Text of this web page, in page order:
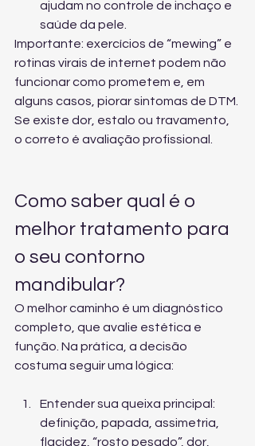
ajudam no controle de inchaço e
saúde da pele.
Importante: exercícios de “mewing” e
rotinas virais de internet podem não
funcionar como prometem e, em
alguns casos, piorar sintomas de DTM.
Se existe dor, estalo ou travamento,
o correto é avaliação profissional.
Como saber qual é o
melhor tratamento para
o seu contorno
mandibular?
O melhor caminho é um diagnóstico
completo, que avalie estética e
função. Na prática, a decisão
costuma seguir uma lógica:
Entender sua queixa principal:
definição, papada, assimetria,
flacidez, “rosto pesado”, dor,